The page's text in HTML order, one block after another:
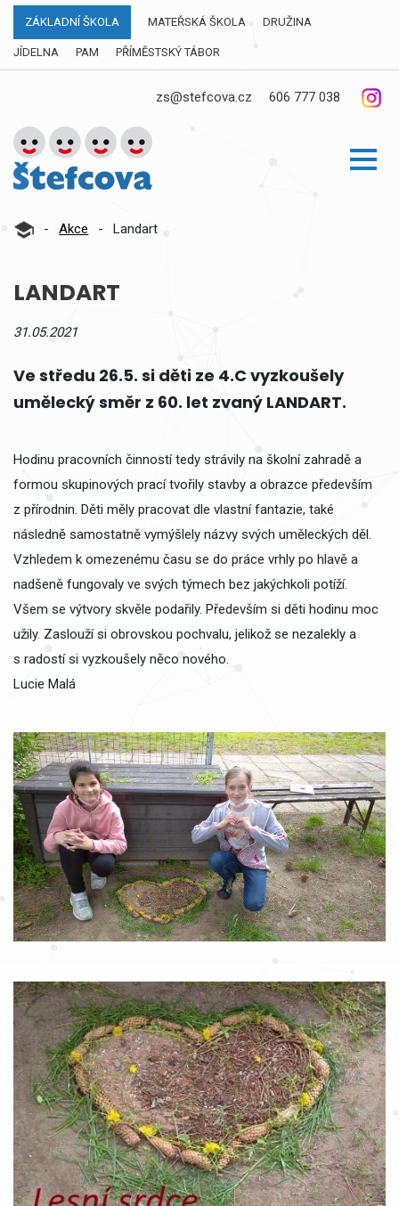
ZÁKLADNÍ ŠKOLA MATEŘSKÁ ŠKOLA DRUŽINA
JÍDELNA PAM PŘÍMĚSTSKÝ TÁBOR
zs@stefcova.cz 606 777 038
- Akce - Landart
LANDART
31.05.2021
Ve středu 26.5. si děti ze 4.C vyzkoušely
umělecký směr z 60. let zvaný LANDART.
Hodinu pracovních činností tedy strávily na školní zahradě a
formou skupinových prací tvořily stavby a obrazce především
z přírodnin. Děti měly pracovat dle vlastní fantazie, také
následně samostatně vymýšlely názvy svých uměleckých děl.
Vzhledem k omezenému času se do práce vrhly po hlavě a
nadšeně fungovaly ve svých týmech bez jakýchkoli potíží.
Všem se výtvory skvěle podařily. Především si děti hodinu moc
užily. Zaslouží si obrovskou pochvalu, jelikož se nezalekly a
s radostí si vyzkoušely něco nového.
Lucie Malá